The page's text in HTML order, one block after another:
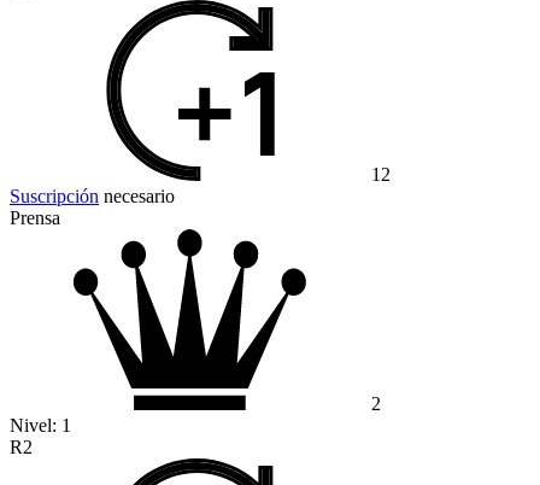
12
Suscripción necesario
Prensa
2
Nivel: 1
R2